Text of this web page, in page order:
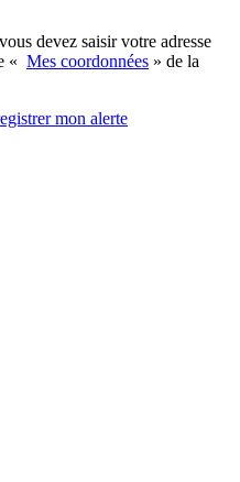
devez saisir votre adresse
« Mes coordonnées » de la
mon alerte